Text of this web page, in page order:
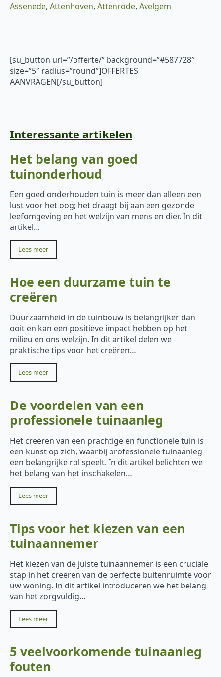
Assenede, Attenhoven, Attenrode, Avelgem
[su_button url=”/offerte/” background=”#587728″
size=”5″ radius=”round”]OFFERTES
AANVRAGEN[/su_button]
Interessante artikelen
Het belang van goed
tuinonderhoud
Een goed onderhouden tuin is meer dan alleen een
lust voor het oog; het draagt bij aan een gezonde
leefomgeving en het welzijn van mens en dier. In dit
artikel…
Lees meer
Hoe een duurzame tuin te
creëren
Duurzaamheid in de tuinbouw is belangrijker dan
ooit en kan een positieve impact hebben op het
milieu en ons welzijn. In dit artikel delen we
praktische tips voor het creëren…
Lees meer
De voordelen van een
professionele tuinaanleg
Het creëren van een prachtige en functionele tuin is
een kunst op zich, waarbij professionele tuinaanleg
een belangrijke rol speelt. In dit artikel belichten we
het belang van het inschakelen…
Lees meer
Tips voor het kiezen van een
tuinaannemer
Het kiezen van de juiste tuinaannemer is een cruciale
stap in het creëren van de perfecte buitenruimte voor
uw woning. In dit artikel introduceren we het belang
van het zorgvuldig…
Lees meer
5 veelvoorkomende tuinaanleg
fouten